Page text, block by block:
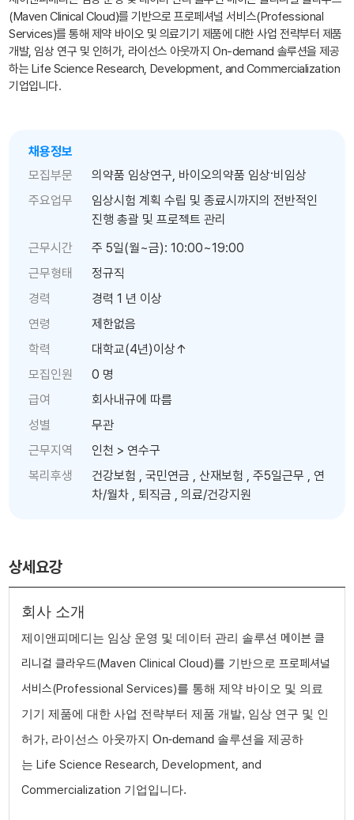
(Maven Clinical Cloud)를 기반으로 프로페셔널 서비스(Professional
Services)를 통해 제약 바이오 및 의료기기 제품에 대한 사업 전략부터 제품
개발, 임상 연구 및 인허가, 라이선스 아웃까지 On-demand 솔루션을 제공
하는 Life Science Research, Development, and Commercialization
기업입니다.
채용정보
모집부문
의약품 임상연구, 바이오의약품 임상·비임상
주요업무
임상시험 계획 ​수립 및 ​종료시까지의 전반적인
진행 총괄 및 프로젝트 관리
근무시간
주 5일(월~금): 10:00~19:00
근무형태
정규직
경력
경력 1 년 이상
연령
제한없음
학력
대학교(4년)이상↑
모집인원
0 명
급여
회사내규에 따름
성별
무관
근무지역
인천 > 연수구
복리후생
건강보험 , 국민연금 , 산재보험 , 주5일근무 , 연
차/월차 , 퇴직금 , 의료/건강지원
상세요강
회사 소개
제이앤피메디는 임상 운영 및 데이터 관리 솔루션 메이븐 클
리니컬 클라우드(Maven Clinical Cloud)를 기반으로 프로페셔널
서비스(Professional Services)를 통해 제약 바이오 및 의료
기기 제품에 대한 사업 전략부터 제품 개발, 임상 연구 및 인
허가, 라이선스 아웃까지 On-demand 솔루션을 제공하
는 Life Science Research, Development, and
Commercialization 기업입니다.